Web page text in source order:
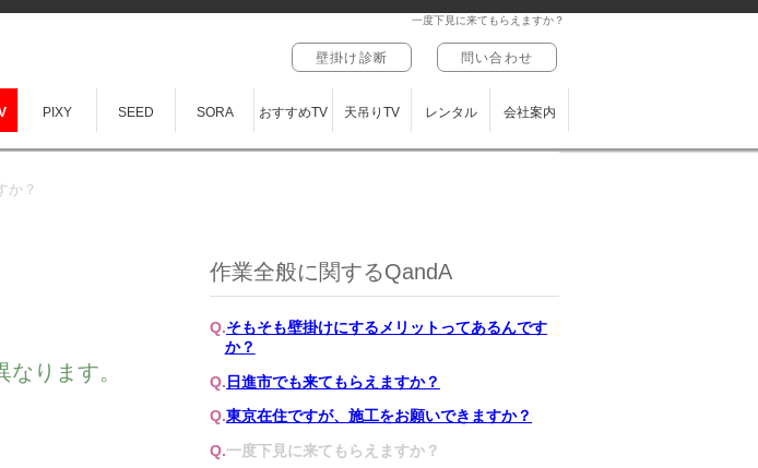
一度下見に来てもらえますか？
壁掛け診断 問い合わせ
PIXY SEED SORA おすすめTV 天吊りTV レンタル 会社案内
か？
ります。
作業全般に関するQandA
そもそも壁掛けにするメリットってあるんです
か？
日進市でも来てもらえますか？
東京在住ですが、施工をお願いできますか？
一度下見に来てもらえますか？